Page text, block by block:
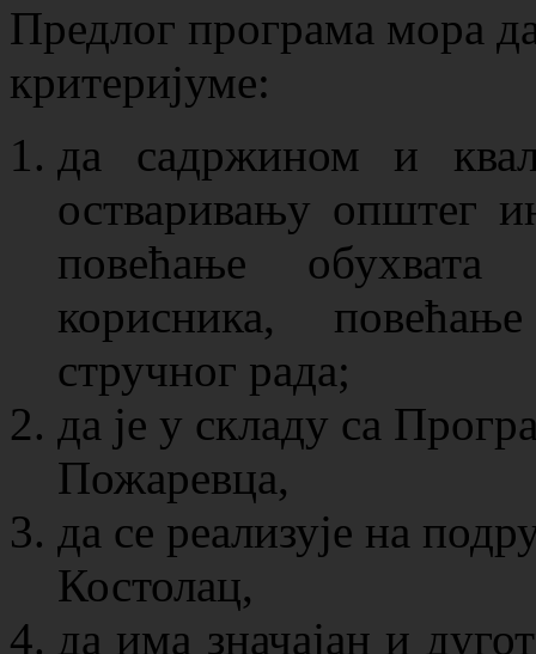
Предлог програма мора
критеријуме:
да садржином и
остваривању општег
повећање
корисника,
стручног рада;
да је у складу са
Пожаревца,
да се реализује на
Костолац,
да има значајан и